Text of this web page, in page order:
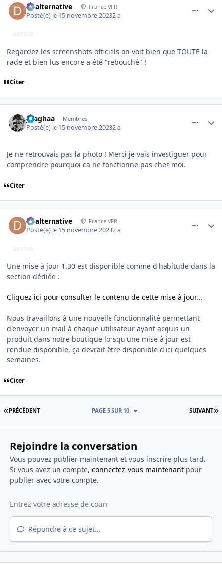
dbalternative France VFR
Posté(e) le 15 novembre 20232 a
AUTEUR
Regardez les screenshots officiels on voit bien que TOUTE la
rade et bien lus encore a été "rebouché" !
Citer
jlsaghaa Membres
Posté(e) le 15 novembre 20232 a
Je ne retrouvais pas la photo ! Merci je vais investiguer pour
comprendre pourquoi ca ne fonctionne pas chez moi.
Citer
dbalternative France VFR
Posté(e) le 15 novembre 20232 a
AUTEUR
Une mise à jour 1.30 est disponible comme d'habitude dans la
section dédiée :
Cliquez ici pour consulter le contenu de cette mise à jour...
Nous travaillons à une nouvelle fonctionnalité permettant
d'envoyer un mail à chaque utilisateur ayant acquis un
produit dans notre boutique lorsqu'une mise à jour est
rendue disponible, ça devrait être disponible d'ici quelques
semaines.
Citer
PREMIÈRE PAGE
PRÉCÉDENT SUIVANT
PAGE 5 SUR 10
Rejoindre la conversation
Vous pouvez publier maintenant et vous inscrire plus tard.
Si vous avez un compte, connectez-vous maintenantpour
publier avec votre compte.
Répondre à ce sujet…